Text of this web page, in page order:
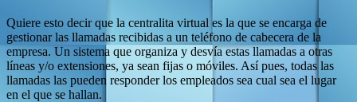
Quiere esto decir que la centralita virtual es la que se encarga de
gestionar las llamadas recibidas a un teléfono de cabecera de la
empresa. Un sistema que organiza y desvía estas llamadas a otras
líneas y/o extensiones, ya sean fijas o móviles. Así pues, todas las
llamadas las pueden responder los empleados sea cual sea el lugar
en el que se hallan.